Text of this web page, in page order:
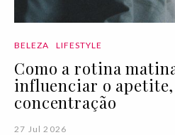
BELEZA LIFESTYLE
Como a rotina
influenciar o apetite,
concentração
27 Jul 2026